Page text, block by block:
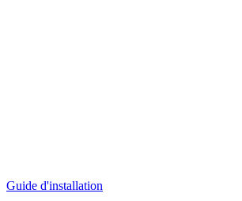
Résistant et durable en extérieur
Guide d'installation